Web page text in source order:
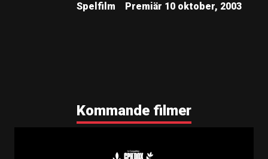
Spelfilm
Premiär 10 oktober, 2003
Kommande filmer